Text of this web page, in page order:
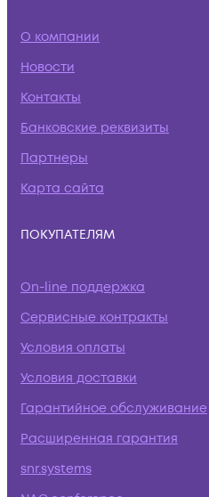
О компании
Новости
Контакты
Банковские реквизиты
Партнеры
Карта сайта
ПОКУПАТЕЛЯМ
On-line поддержка
Сервисные контракты
Условия оплаты
Условия доставки
Гарантийное обслуживание
Расширенная гарантия
snr.systems